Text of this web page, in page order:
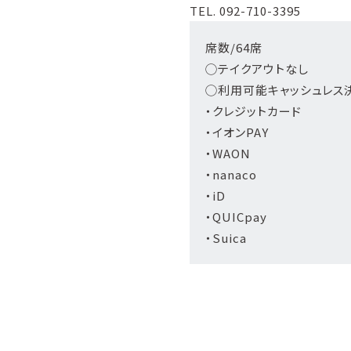
TEL. 092-710-3395
席数/64席
◯テイクアウトなし
◯利用可能キャッシュレス
・クレジットカード
・イオンPAY
・WAON
・nanaco
・iD
・QUICpay
・Suica